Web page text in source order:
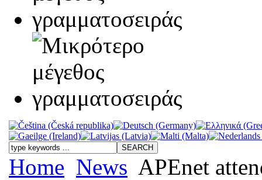
Home News APEnet